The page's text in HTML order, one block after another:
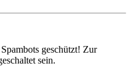
geschützt! Zur
sein.